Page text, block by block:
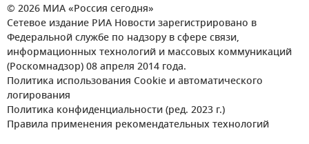
© 2026 МИА «Россия сегодня»
Сетевое издание РИА Новости зарегистрировано в
Федеральной службе по надзору в сфере связи,
информационных технологий и массовых коммуникаций
(Роскомнадзор) 08 апреля 2014 года.
Политика использования Cookie и автоматического
логирования
Политика конфиденциальности (ред. 2023 г.)
Правила применения рекомендательных технологий